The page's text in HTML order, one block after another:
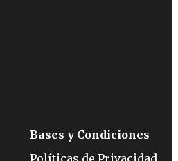
Bases y Condiciones